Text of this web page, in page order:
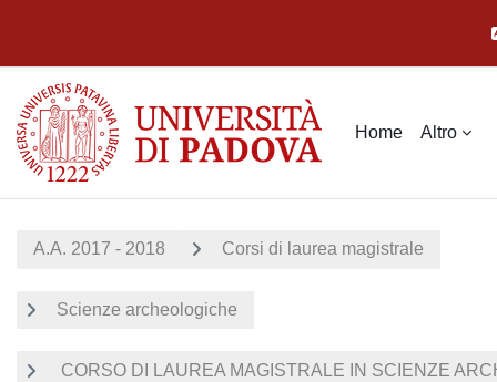
Home Altro
A.A. 2017 - 2018 Corsi di laurea magistrale
Scienze archeologiche
CORSO DI LAUREA MAGISTRALE IN SCIENZE